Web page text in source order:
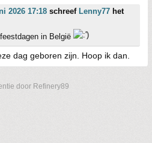
2026 17:18 schreef Lenny77 het
in België
dag geboren zijn. Hoop ik dan.
door Refinery89